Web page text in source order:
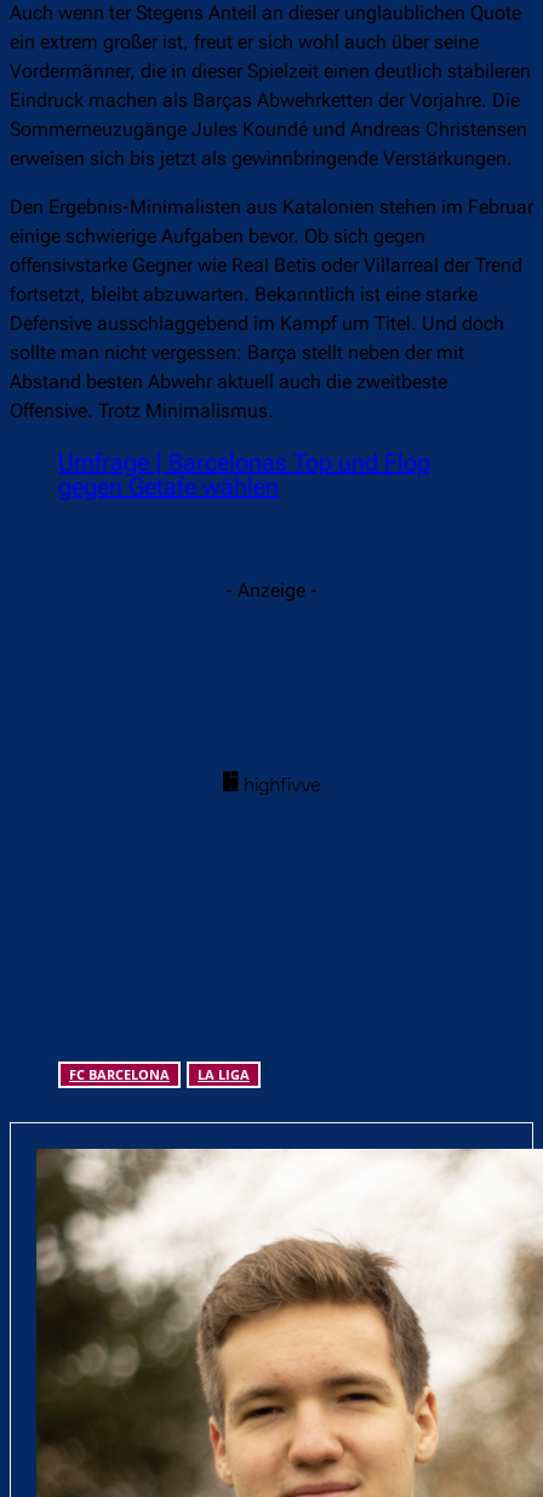
Auch wenn ter Stegens Anteil an dieser unglaublichen Quote
ein extrem großer ist, freut er sich wohl auch über seine
Vordermänner, die in dieser Spielzeit einen deutlich stabileren
Eindruck machen als Barças Abwehrketten der Vorjahre. Die
Sommerneuzugänge Jules Koundé und Andreas Christensen
erweisen sich bis jetzt als gewinnbringende Verstärkungen.
Den Ergebnis-Minimalisten aus Katalonien stehen im Februar
einige schwierige Aufgaben bevor. Ob sich gegen
offensivstarke Gegner wie Real Betis oder Villarreal der Trend
fortsetzt, bleibt abzuwarten. Bekanntlich ist eine starke
Defensive ausschlaggebend im Kampf um Titel. Und doch
sollte man nicht vergessen: Barça stellt neben der mit
Abstand besten Abwehr aktuell auch die zweitbeste
Offensive. Trotz Minimalismus.
Umfrage | Barcelonas Top und Flop
gegen Getafe wählen
- Anzeige -
FC BARCELONA LA LIGA